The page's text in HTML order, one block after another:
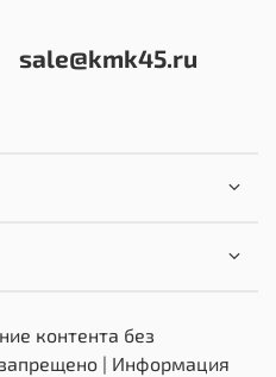
sale@kmk45.ru
контента без
| Информация